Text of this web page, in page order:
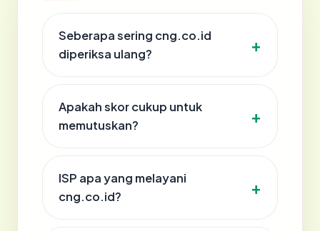
Seberapa sering cng.co.id
diperiksa ulang?
Apakah skor cukup untuk
memutuskan?
ISP apa yang melayani
cng.co.id?